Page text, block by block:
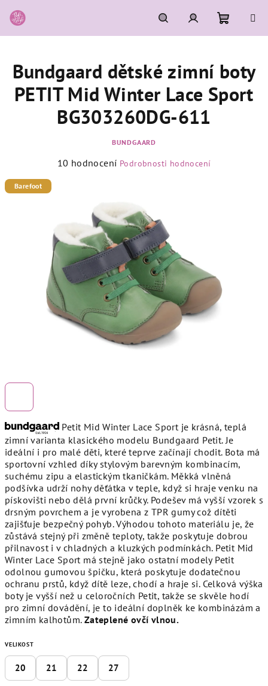
na
obsah
HledatPřihlášeníNákupní
košík
Petit Mid Winter Lace Sport je krásná, teplá
zimní varianta klasického modelu Bundgaard Petit. Je
ideální i pro malé děti, které teprve začínají chodit. Bota má
sportovní vzhled díky stylovým barevným kombinacím,
suchému zipu a elastickým tkaničkám. Měkká vlněná
podšívka udrží nohy děťátka v teple, když si hraje venku na
pískovišti nebo dělá první krůčky. Podešev má vyšší vzorek s
drsným povrchem a je vyrobena z TPR gumy což dítěti
zajišťuje bezpečný pohyb. Výhodou tohoto materiálu je, že
zůstává stejný při změně teploty, takže poskytuje dobrou
přilnavost i v chladných a kluzkých podmínkách. Petit Mid
Winter Lace Sport má stejně jako ostatní modely Petit
odolnou gumovou špičku, která poskytuje dodatečnou
ochranu prstů, když dítě leze, chodí a hraje si. Celková výška
boty je vyšší než u celoročních Petit, takže se skvěle hodí
pro zimní dovádění, je to ideální doplněk ke kombinázám a
zimním kalhotům. Zateplené ovčí vlnou.
VELIKOST
20 21 22 27
Bundgaard dětské zimní boty
PETIT Mid Winter Lace Sport
BG303260DG-611
BUNDGAARD
Průměrné
5
hvězdiček.
10 hodnocení Podrobnosti hodnocení
Barefoot